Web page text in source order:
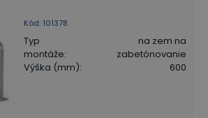
Kód: 101378
Typ
montáže:
na zem na
zabetónovanie
Výška (mm): 600